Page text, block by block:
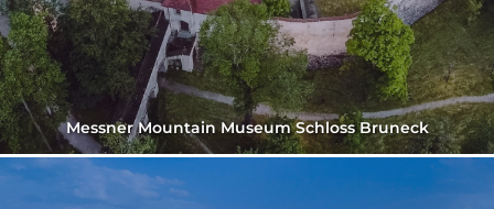
Messner Mountain Museum Schloss Bruneck